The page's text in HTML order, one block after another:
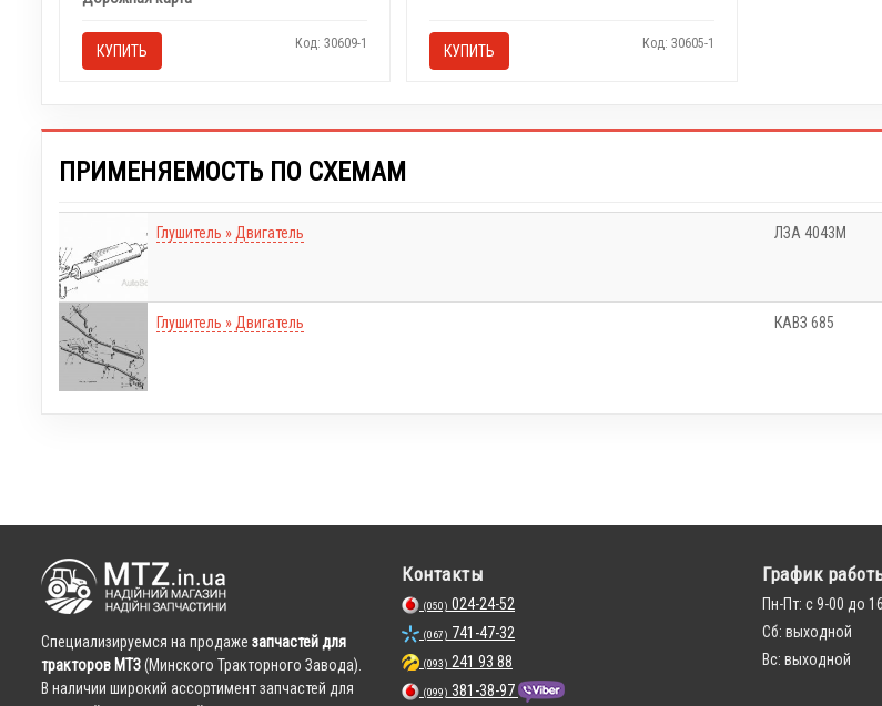
КУПИТЬ Код: 30609-1 КУПИТЬ Код: 30605-1
ПРИМЕНЯЕМОСТЬ ПО СХЕМАМ
Глушитель » Двигатель ЛЗА 4043М
Глушитель » Двигатель КАВЗ 685
Cпециализируемся на продаже запчастей для
тракторов МТЗ(Минского Тракторного Завода).
В наличии широкий ассортимент запчастей для
Контакты
(050) 024-24-52
(067) 741-47-32
(093) 241 93 88
(099) 381-38-97
График
Пн-Пт: с 9-00 до
Сб: выходной
Вс: выходной